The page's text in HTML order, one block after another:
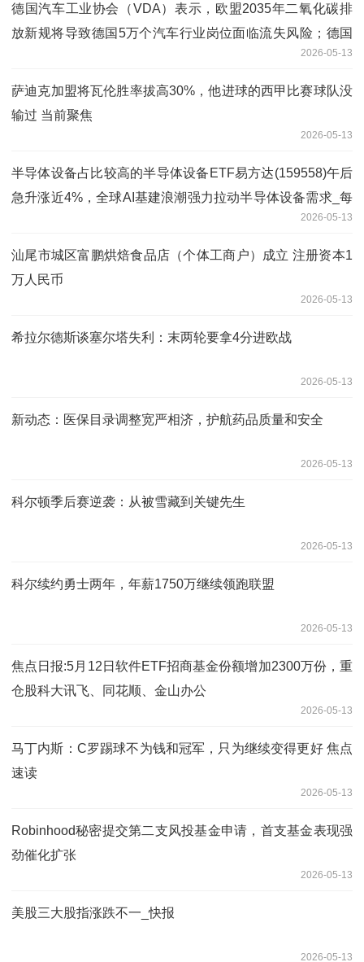
德国汽车工业协会（VDA）表示，欧盟2035年二氧化碳排
放新规将导致德国5万个汽车行业岗位面临流失风险；德国
2026-05-13
萨迪克加盟将瓦伦胜率拔高30%，他进球的西甲比赛球队没
输过 当前聚焦
2026-05-13
半导体设备占比较高的半导体设备ETF易方达(159558)午后
急升涨近4%，全球AI基建浪潮强力拉动半导体设备需求_每
2026-05-13
汕尾市城区富鹏烘焙食品店（个体工商户）成立 注册资本1
万人民币
2026-05-13
希拉尔德斯谈塞尔塔失利：末两轮要拿4分进欧战
2026-05-13
新动态：医保目录调整宽严相济，护航药品质量和安全
2026-05-13
科尔顿季后赛逆袭：从被雪藏到关键先生
2026-05-13
科尔续约勇士两年，年薪1750万继续领跑联盟
2026-05-13
焦点日报:5月12日软件ETF招商基金份额增加2300万份，重
仓股科大讯飞、同花顺、金山办公
2026-05-13
马丁内斯：C罗踢球不为钱和冠军，只为继续变得更好 焦点
速读
2026-05-13
Robinhood秘密提交第二支风投基金申请，首支基金表现强
劲催化扩张
2026-05-13
美股三大股指涨跌不一_快报
2026-05-13